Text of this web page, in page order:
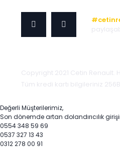
Copyright 2021 Cetin Renault.
Tüm kredi kartı bilgileriniz
Değerli Müşterilerimiz,
Son dönemde artan dolandırıcılık
0554 348 59 69
0537 327 13 43
0312 278 00 91